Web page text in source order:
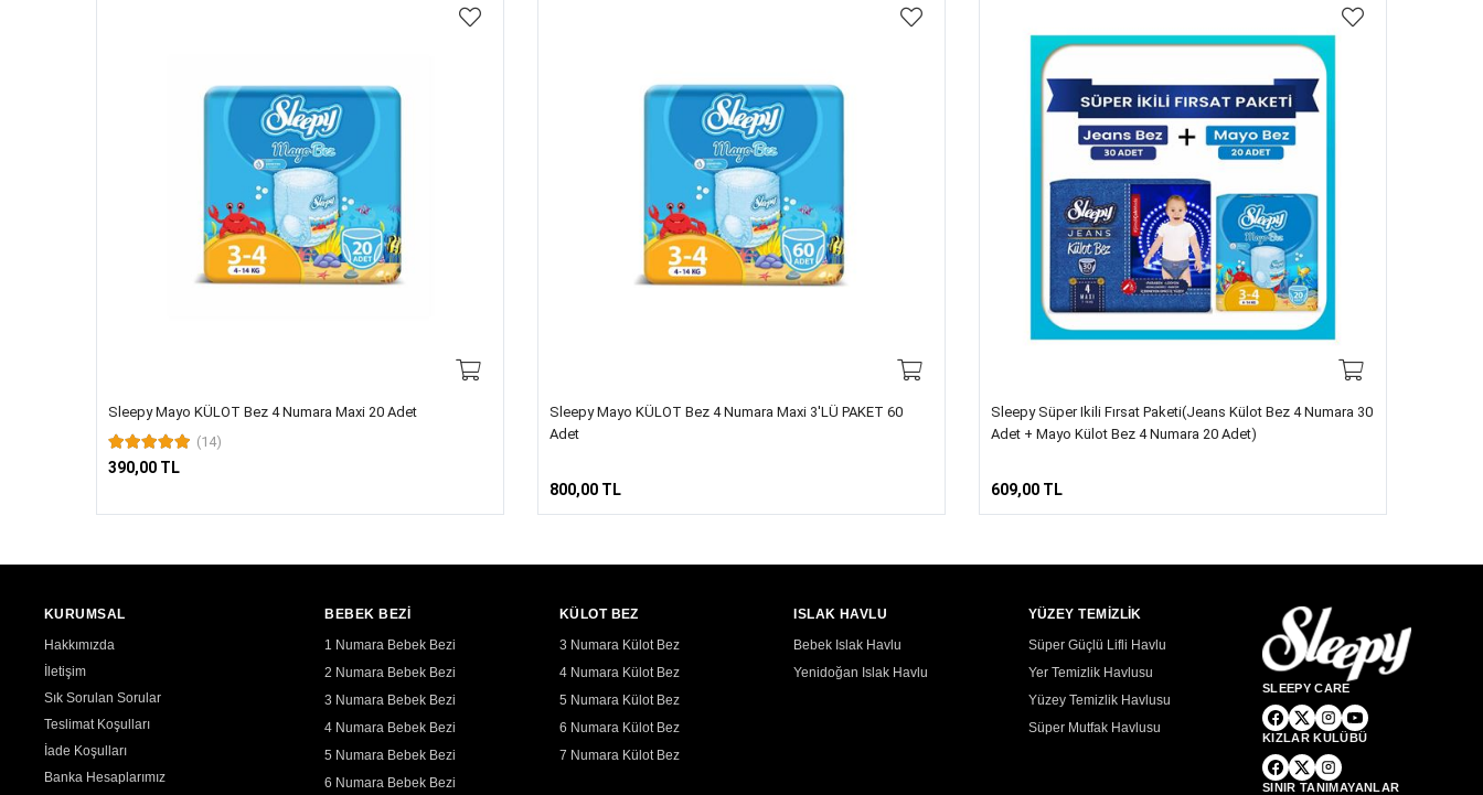
Sleepy Mayo KÜLOT Bez 4 Numara Maxi 20 Adet
(14)
390,00 TL
Sleepy Mayo KÜLOT Bez 4 Numara Maxi 3'LÜ PAKET 60
Adet
800,00 TL
Sleepy Süper Ikili Fırsat Paketi(Jeans Külot Bez 4 Numara 30
Adet + Mayo Külot Bez 4 Numara 20 Adet)
609,00 TL
KURUMSAL
Hakkımızda
İletişim
Sık Sorulan Sorular
Teslimat Koşulları
İade Koşulları
Banka Hesaplarımız
BEBEK BEZİ
1 Numara Bebek Bezi
2 Numara Bebek Bezi
3 Numara Bebek Bezi
4 Numara Bebek Bezi
5 Numara Bebek Bezi
6 Numara Bebek Bezi
KÜLOT BEZ
3 Numara Külot Bez
4 Numara Külot Bez
5 Numara Külot Bez
6 Numara Külot Bez
7 Numara Külot Bez
ISLAK HAVLU
Bebek Islak Havlu
Yenidoğan Islak Havlu
YÜZEY TEMİZLİK
Süper Güçlü Lifli Havlu
Yer Temizlik Havlusu
Yüzey Temizlik Havlusu
Süper Mutfak Havlusu
SLEEPY CARE
KIZLAR KULÜBÜ
SINIR TANIMAYANLAR